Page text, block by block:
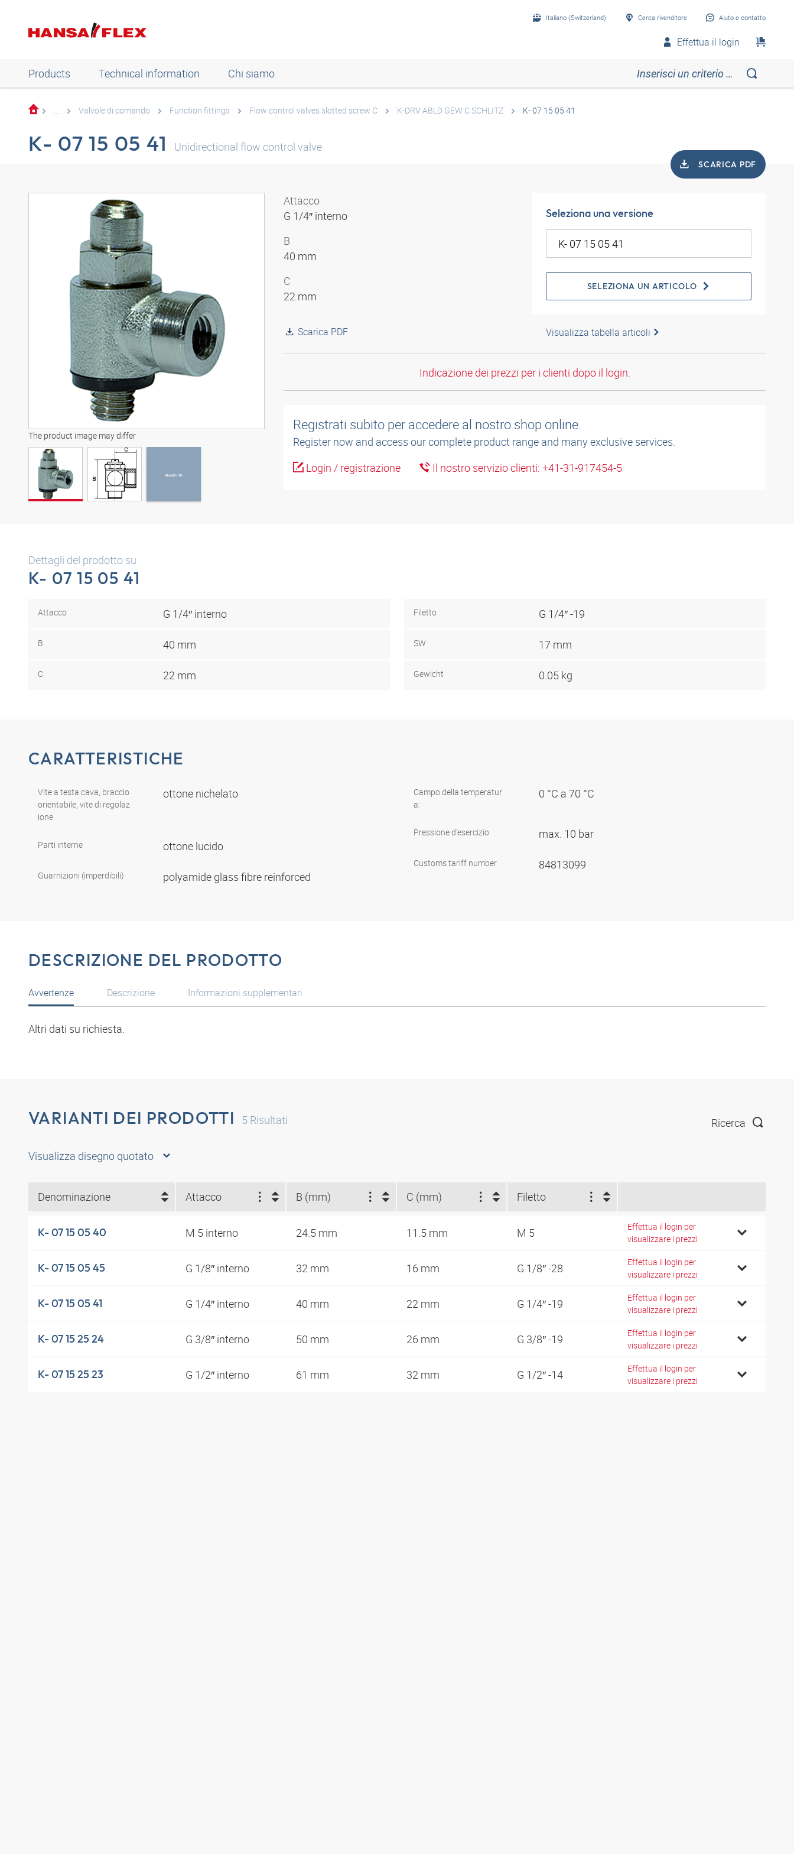
Italiano (Switzerland) Cerca rivenditore Aiuto e contatto
Effettua il login
Products Technical information Chi siamo
... Valvole di comando Function fittings Flow control valves slotted screw C K-DRV ABLD GEW C SCHLITZ K- 07 15 05 41
K- 07 15 05 41 Unidirectional flow control valve
SCARICA PDF
The product image may differ
Modello 3D
Modello 3D
Attacco
G 1/4″ interno
B
40 mm
C
22 mm
Scarica PDF
Seleziona una versione
SELEZIONA UN ARTICOLO
Visualizza tabella articoli
Indicazione dei prezzi per i clienti dopo il login.
Registrati subito per accedere al nostro shop online.
Register now and access our complete product range and many exclusive services.
Login / registrazione
Il nostro servizio clienti: +41-31-917454-5
Dettagli del prodotto su
K- 07 15 05 41
Attacco G 1/4″ interno
B 40 mm
C 22 mm
Filetto G 1/4″ -19
SW 17 mm
Gewicht 0.05 kg
CARATTERISTICHE
Vite a testa cava, braccio
orientabile, vite di regolaz
ione
ottone nichelato
Parti interne ottone lucido
Guarnizioni (imperdibili) polyamide glass fibre reinforced
Campo della temperatur
a:
0 °C a 70 °C
Pressione d'esercizio max. 10 bar
Customs tariff number 84813099
DESCRIZIONE DEL PRODOTTO
Avvertenze
Altri dati su richiesta.
Descrizione Informazioni supplementari
VARIANTI DEI PRODOTTI 5 Risultati Ricerca
Visualizza disegno quotato
Denominazione Attacco B (mm) C (mm) Filetto
K- 07 15 05 40 M 5 interno 24.5 mm 11.5 mm M 5
Effettua il login per
visualizzare i prezzi
K- 07 15 05 45 G 1/8″ interno 32 mm 16 mm G 1/8″ -28
Effettua il login per
visualizzare i prezzi
K- 07 15 05 41 G 1/4″ interno 40 mm 22 mm G 1/4″ -19
Effettua il login per
visualizzare i prezzi
K- 07 15 25 24 G 3/8″ interno 50 mm 26 mm G 3/8″ -19
Effettua il login per
visualizzare i prezzi
K- 07 15 25 23 G 1/2″ interno 61 mm 32 mm G 1/2″ -14
Effettua il login per
visualizzare i prezzi